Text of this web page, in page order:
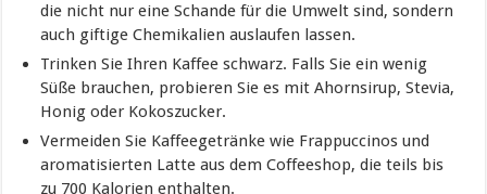
die nicht nur eine Schande für die Umwelt sind, sondern
auch giftige Chemikalien auslaufen lassen.
Trinken Sie Ihren Kaffee schwarz. Falls Sie ein wenig
Süße brauchen, probieren Sie es mit Ahornsirup, Stevia,
Honig oder Kokoszucker.
Vermeiden Sie Kaffeegetränke wie Frappuccinos und
aromatisierten Latte aus dem Coffeeshop, die teils bis
zu 700 Kalorien enthalten.